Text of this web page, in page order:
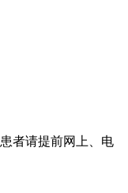
者请提前网上、电